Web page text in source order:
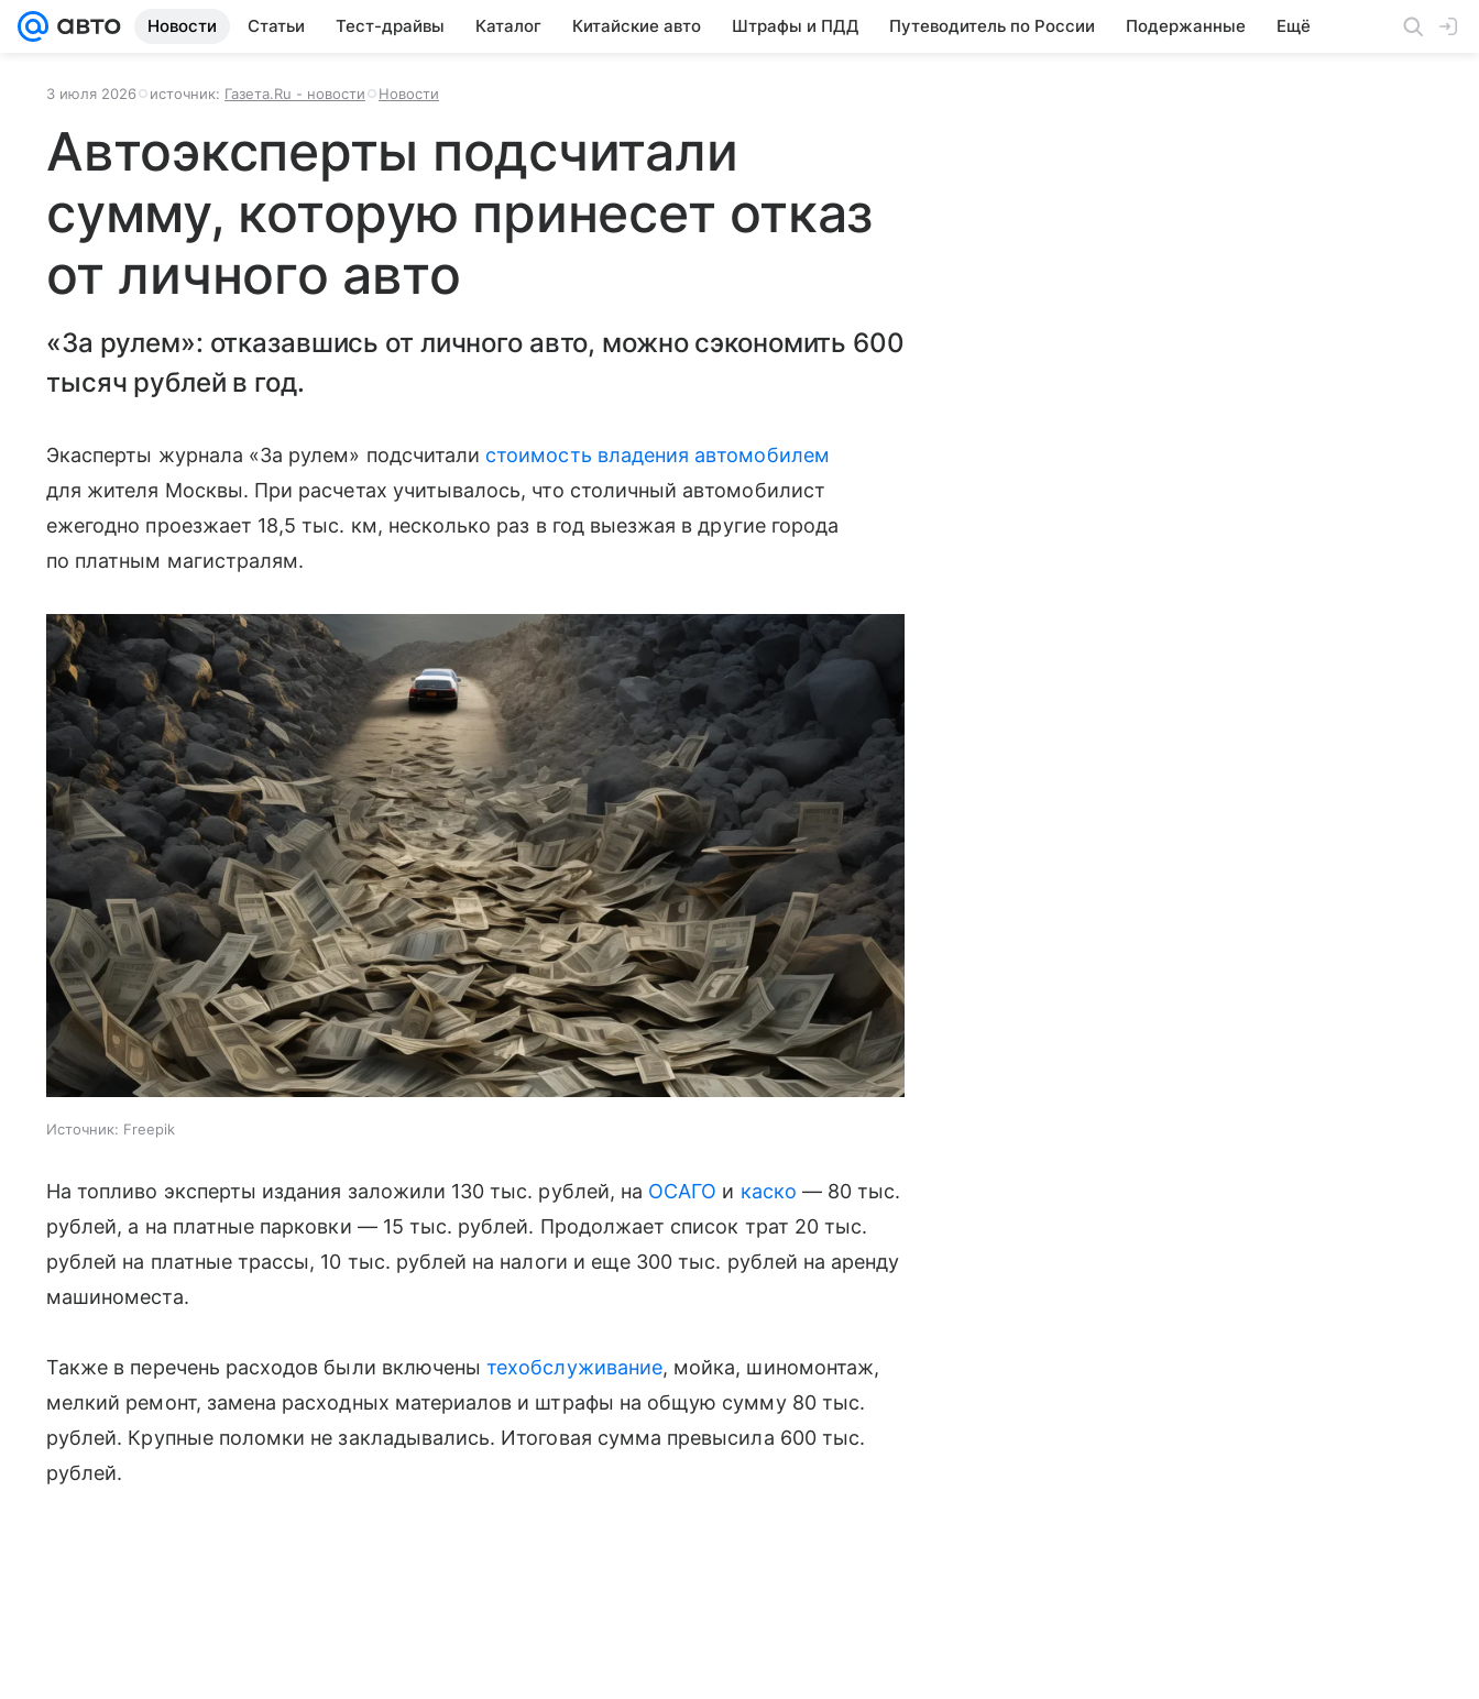
Новости Статьи Тест-драйвы Каталог Китайские авто Штрафы и ПДД Путеводитель по России Подержанные Ещё
3 июля 2026 источник: Газета.Ru - новости Новости
Автоэксперты подсчитали
сумму, которую принесет отказ
от личного авто
«За рулем»: отказавшись от личного авто, можно сэкономить 600
тысяч рублей в год.
Экасперты журнала «За рулем» подсчитали стоимость владения автомобилем
для жителя Москвы. При расчетах учитывалось, что столичный автомобилист
ежегодно проезжает 18,5 тыс. км, несколько раз в год выезжая в другие города
по платным магистралям.
Источник: Freepik
На топливо эксперты издания заложили 130 тыс. рублей, на ОСАГО и каско — 80 тыс.
рублей, а на платные парковки — 15 тыс. рублей. Продолжает список трат 20 тыс.
рублей на платные трассы, 10 тыс. рублей на налоги и еще 300 тыс. рублей на аренду
машиноместа.
Также в перечень расходов были включенытехобслуживание, мойка, шиномонтаж,
мелкий ремонт, замена расходных материалов и штрафы на общую сумму 80 тыс.
рублей. Крупные поломки не закладывались. Итоговая сумма превысила 600 тыс.
рублей.